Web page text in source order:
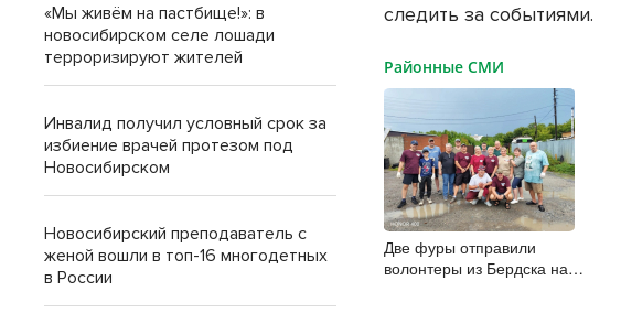
следить за событиями.
Районные СМИ
Две фуры отправили
волонтеры из Бердска на
«Мы живём на пастбище!»: в
новосибирском селе лошади
терроризируют жителей
Инвалид получил условный срок за
избиение врачей протезом под
Новосибирском
Новосибирский преподаватель с
женой вошли в топ-16 многодетных
в России